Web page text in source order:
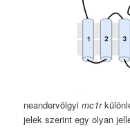
neandervölgyimc1r
jelek szerint egy olyan